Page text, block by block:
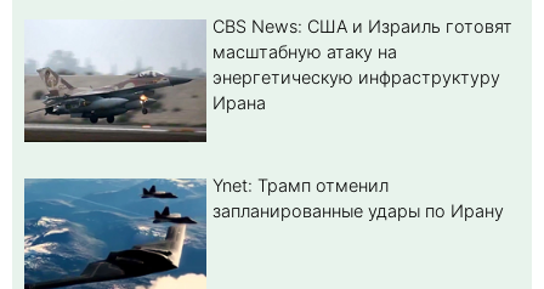
CBS News: США и Израиль готовят
масштабную атаку на
энергетическую инфраструктуру
Ирана
Ynet: Трамп отменил
запланированные удары по Ирану